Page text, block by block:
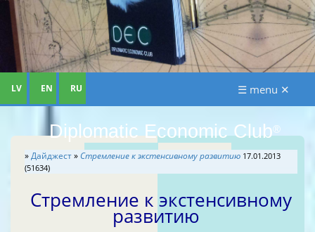
Diplomatic Economic Club®
LV EN RU ☰ menu ✕
»Дайджест» Cтремление к экстенсивному развитию 17.01.2013
(51634)
Cтремление к экстенсивному
развитию